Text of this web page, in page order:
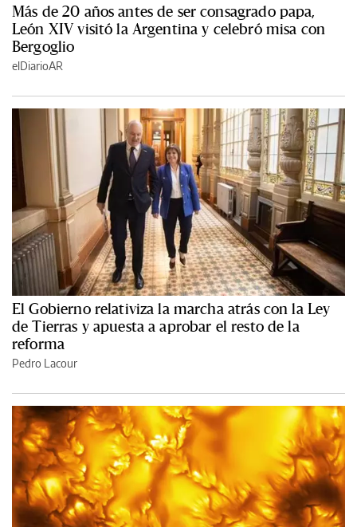
Más de 20 años antes de ser consagrado papa,
León XIV visitó la Argentina y celebró misa con
Bergoglio
elDiarioAR
El Gobierno relativiza la marcha atrás con la Ley
de Tierras y apuesta a aprobar el resto de la
reforma
Pedro Lacour